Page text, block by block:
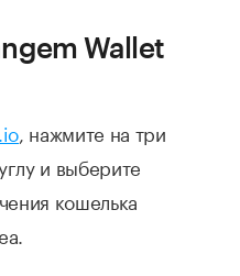
Wallet
, нажмите на три
и выберите
кошелька